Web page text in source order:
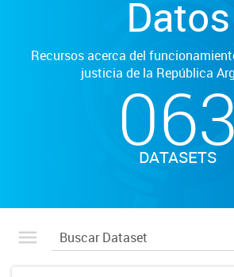
Datos
Recursos acerca del
justicia de la República
063
DATASETS